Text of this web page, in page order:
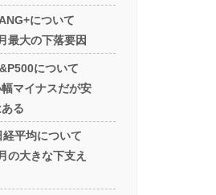
について
大の下落要因
について
マイナスだが安
る
経平均について
大きな下支え